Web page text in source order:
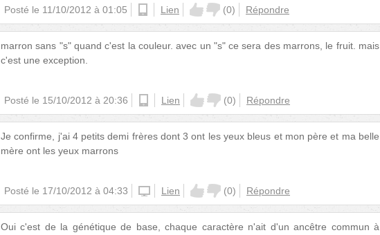
Posté le 11/10/2012 à 01:05 androidLien (0) Répondre
marron sans "s" quand c'est la couleur. avec un "s" ce sera des marrons, le fruit. mais
c'est une exception.
Posté le 15/10/2012 à 20:36 androidLien (0) Répondre
Je confirme, j'ai 4 petits demi frères dont 3 ont les yeux bleus et mon père et ma belle
mère ont les yeux marrons
Posté le 17/10/2012 à 04:33 iphoneLien (0) Répondre
Oui c'est de la génétique de base, chaque caractère n'ait d'un ancêtre commun à